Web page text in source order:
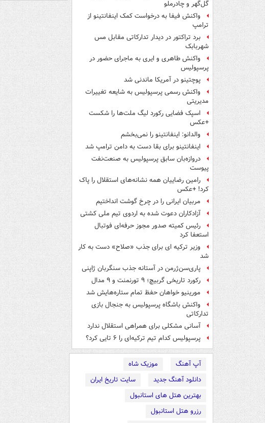
گل‌گهر و چادرملو
واکنش فیفا به درخواست کمک اینفانتینو از
ترامپ
برد تراکتور در دیدار تدارکاتی مقابل مس
شهربابک
واکنش طاهری و ایری به ماجرای حضور در
پرسپولیس
پوچتینو در آمریکا ماندنی شد
واکنش رسمی پرسپولیس به شایعه تغییرات
مدیریتی
اسپک فضایی رکورد لیگ ملت‌ها را شکست
+عکس
والدانو: اینفانتینو را نمی‌بخشم
اینفانتینو برای بقا دست به دامن ترامپ شد
دروازه‌بان سابق پرسپولیس به صنعت‌نفت
پیوست
رامین رضاییان همه نشانه‌های استقلال را پاک
کرد! +عکس
مربیان ایرانی را در چرخ گوشت انداختیم
آزادکاران دعوت شده به اردوی تیم ملی کشتی
رئیس کمیته صدور مجوز حرفه‌ای فوتبال
استعفا کرد
وزیر ترکیه ای برای جذب «صلاح» دست به کار
شد
پاری‌سن‌ژرمن در آستانه جذب سنگربان ژاپنی
رکورد تاریخی گربیچ؛ ۹ تورنمنت و ۹ مدال
مورینیو خواهان حفظ تمام ستاره‌هایش شد
واکنش باشگاه پرسپولیس به جنجال بازی
تدارکاتی
آسانی مشکلی برای همراهی استقلال ندارد
پرسپولیس کدام تیم ترکیه‌ای را ۶ تایی کرد؟
آپ آهنگ
موزیک شاه
دانلود آهنگ جدید
سایت تاریخ ایران
بهترین هتل های استانبول
رزرو هتل استانبول